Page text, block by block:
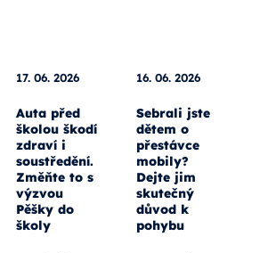
17. 06. 2026
Auta před
školou škodí
zdraví i
soustředění.
Změňte to s
výzvou
Pěšky do
školy
16. 06. 2026
Sebrali jste
dětem o
přestávce
mobily?
Dejte jim
skutečný
důvod k
pohybu